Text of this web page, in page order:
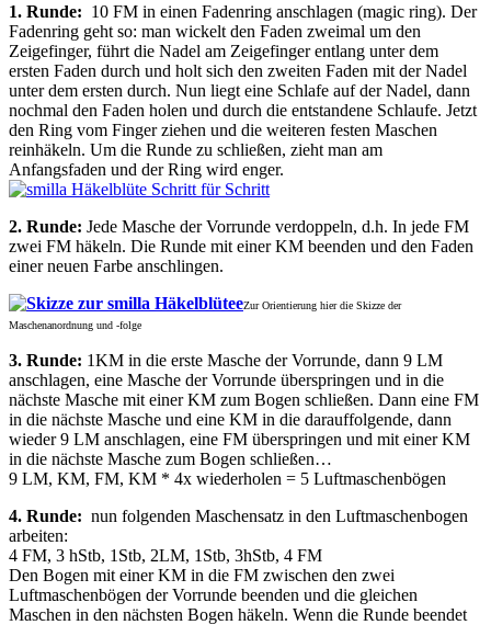
1. Runde: 10 FM in einen Fadenring anschlagen (magic ring). Der
Fadenring geht so: man wickelt den Faden zweimal um den
Zeigefinger, führt die Nadel am Zeigefinger entlang unter dem
ersten Faden durch und holt sich den zweiten Faden mit der Nadel
unter dem ersten durch. Nun liegt eine Schlafe auf der Nadel, dann
nochmal den Faden holen und durch die entstandene Schlaufe. Jetzt
den Ring vom Finger ziehen und die weiteren festen Maschen
reinhäkeln. Um die Runde zu schließen, zieht man am
Anfangsfaden und der Ring wird enger.
2. Runde: Jede Masche der Vorrunde verdoppeln, d.h. In jede FM
zwei FM häkeln. Die Runde mit einer KM beenden und den Faden
einer neuen Farbe anschlingen.
Zur Orientierung hier die Skizze der
Maschenanordnung und -folge
3. Runde: 1KM in die erste Masche der Vorrunde, dann 9 LM
anschlagen, eine Masche der Vorrunde überspringen und in die
nächste Masche mit einer KM zum Bogen schließen. Dann eine FM
in die nächste Masche und eine KM in die darauffolgende, dann
wieder 9 LM anschlagen, eine FM überspringen und mit einer KM
in die nächste Masche zum Bogen schließen…
9 LM, KM, FM, KM * 4x wiederholen = 5 Luftmaschenbögen
4. Runde: nun folgenden Maschensatz in den Luftmaschenbogen
arbeiten:
4 FM, 3 hStb, 1Stb, 2LM, 1Stb, 3hStb, 4 FM
Den Bogen mit einer KM in die FM zwischen den zwei
Luftmaschenbögen der Vorrunde beenden und die gleichen
Maschen in den nächsten Bogen häkeln. Wenn die Runde beendet